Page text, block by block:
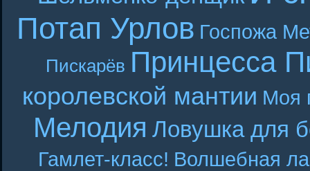
Потап Урлов Госпожа
Пискарёв Принцесса
королевской мантии Моя
Мелодия Ловушка для
Гамлет-класс! Волшебная